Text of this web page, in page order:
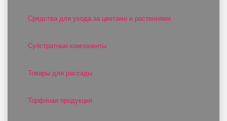
Средства для ухода за цветами и растениями
Субстратные компоненты
Товары для рассады
Торфяная продукция